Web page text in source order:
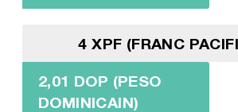
4 XPF (FRANC
2,01 DOP (PESO
DOMINICAIN)